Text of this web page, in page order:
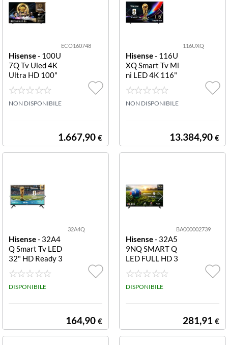
ECO160748
Hisense- 100U
7Q Tv Uled 4K
Ultra HD 100"
MINI Q-LED HI
SENSE 100U7Q
100"4K SMART
NON DISPONIBILE
1.667,90 €
116UXQ
Hisense- 116U
XQ Smart Tv Mi
ni LED 4K 116"
165 Hz 116 UX
Q RGB MINI LE
D 4K ULTRA HD
NON DISPONIBILE
13.384,90 €
32A4Q
Hisense- 32A4
Q Smart Tv LED
32" HD Ready 3
2A4Q TV 32" L
ED HD READY S
MART DVB/T2/
DISPONIBILE
164,90 €
BA000002739
Hisense- 32A5
9NQ SMART Q
LED FULL HD 3
2
DISPONIBILE
281,91 €